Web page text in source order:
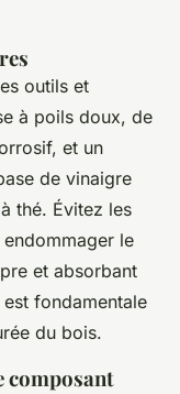
outils et
à poils doux, de
et un
de vinaigre
thé. Évitez les
le
et absorbant
fondamentale
du bois.
composant